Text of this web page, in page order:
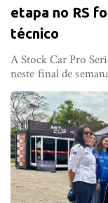
etapa no RS
técnico
A Stock Car Pro
neste final de